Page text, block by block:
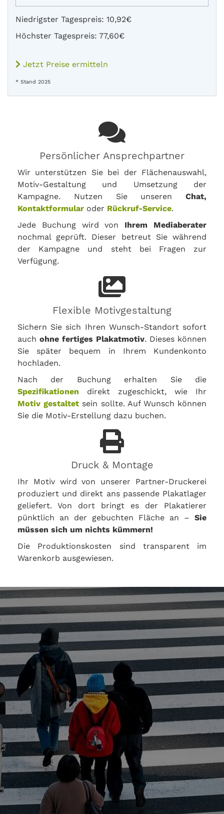
Niedrigster Tagespreis: 10,92€
Höchster Tagespreis: 77,60€
Jetzt Preise ermitteln
* Stand 2025
Persönlicher Ansprechpartner
Wir unterstützen Sie bei der Flächenauswahl,
Motiv-Gestaltung und Umsetzung der
Kampagne. Nutzen Sie unseren Chat,
Kontaktformular oder Rückruf-Service.
Jede Buchung wird von Ihrem Mediaberater
nochmal geprüft. Dieser betreut Sie während
der Kampagne und steht bei Fragen zur
Verfügung.
Flexible Motivgestaltung
Sichern Sie sich Ihren Wunsch-Standort sofort
auch ohne fertiges Plakatmotiv. Dieses können
Sie später bequem in Ihrem Kundenkonto
hochladen.
Nach der Buchung erhalten Sie die
Spezifikationen direkt zugeschickt, wie Ihr
Motiv gestaltet sein sollte. Auf Wunsch können
Sie die Motiv-Erstellung dazu buchen.
Druck & Montage
Ihr Motiv wird von unserer Partner-Druckerei
produziert und direkt ans passende Plakatlager
geliefert. Von dort bringt es der Plakatierer
pünktlich an der gebuchten Fläche an – Sie
müssen sich um nichts kümmern!
Die Produktionskosten sind transparent im
Warenkorb ausgewiesen.